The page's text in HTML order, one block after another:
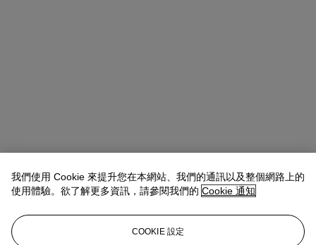
我們使用 Cookie 來提升您在本網站、我們的通訊以及整個網路上的
使用體驗。欲了解更多資訊，請參閱我們的 Cookie 通知
COOKIE 設定